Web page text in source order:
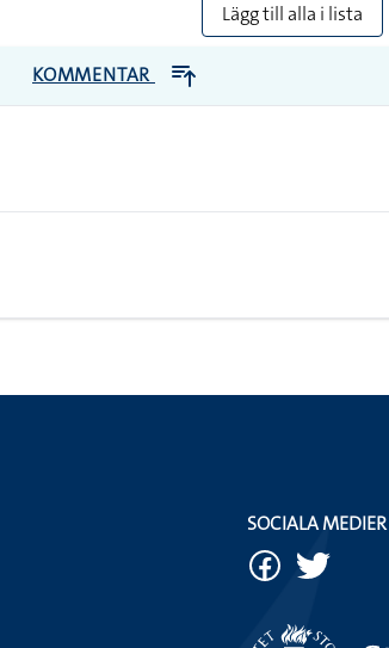
Lägg till alla i lista
KOMMENTAR
SOCIALA MEDIER